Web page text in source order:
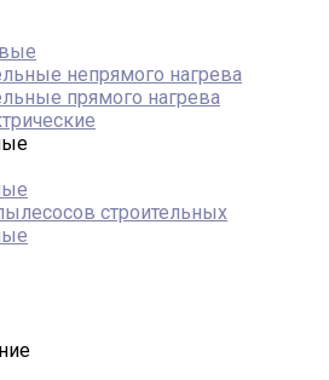
непрямого нагрева
прямого нагрева
строительных